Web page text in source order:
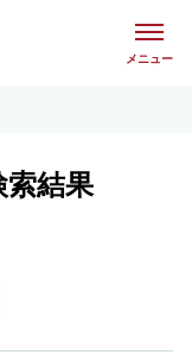
メニュー
結果